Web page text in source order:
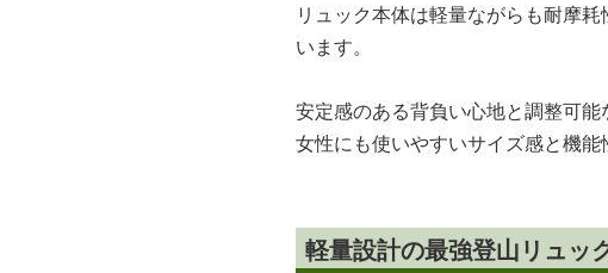
リュック本体は軽量ながらも耐摩
います。
安定感のある背負い心地と調整可
女性にも使いやすいサイズ感と機能
軽量設計の最強登山リュッ